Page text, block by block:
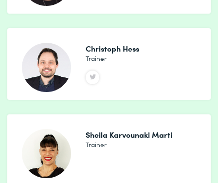
Christoph Hess
Trainer
Sheila Karvounaki Marti
Trainer